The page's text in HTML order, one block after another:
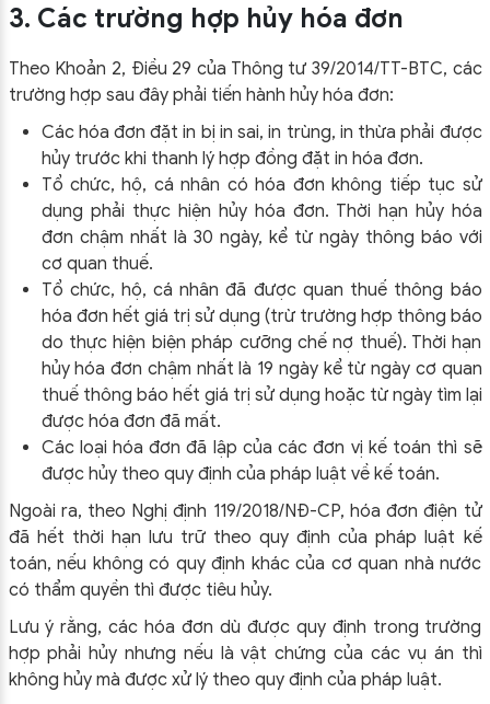
3. Các trường hợp hủy hóa đơn
Theo Khoản 2, Điều 29 của Thông tư 39/2014/TT-BTC, các
trường hợp sau đây phải tiến hành hủy hóa đơn:
Các hóa đơn đặt in bị in sai, in trùng, in thừa phải được
hủy trước khi thanh lý hợp đồng đặt in hóa đơn.
Tổ chức, hộ, cá nhân có hóa đơn không tiếp tục sử
dụng phải thực hiện hủy hóa đơn. Thời hạn hủy hóa
đơn chậm nhất là 30 ngày, kể từ ngày thông báo với
cơ quan thuế.
Tổ chức, hộ, cá nhân đã được quan thuế thông báo
hóa đơn hết giá trị sử dụng (trừ trường hợp thông báo
do thực hiện biện pháp cưỡng chế nợ thuế). Thời hạn
hủy hóa đơn chậm nhất là 19 ngày kể từ ngày cơ quan
thuế thông báo hết giá trị sử dụng hoặc từ ngày tìm lại
được hóa đơn đã mất.
Các loại hóa đơn đã lập của các đơn vị kế toán thì sẽ
được hủy theo quy định của pháp luật về kế toán.
Ngoài ra, theo Nghị định 119/2018/NĐ-CP, hóa đơn điện tử
đã hết thời hạn lưu trữ theo quy định của pháp luật kế
toán, nếu không có quy định khác của cơ quan nhà nước
có thẩm quyền thì được tiêu hủy.
Lưu ý rằng, các hóa đơn dù được quy định trong trường
hợp phải hủy nhưng nếu là vật chứng của các vụ án thì
không hủy mà được xử lý theo quy định của pháp luật.